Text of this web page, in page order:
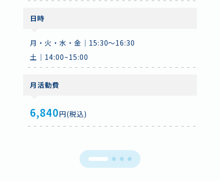
日時
月・火・水・金｜15:30～16:30
土｜14:00~15:00
月活動費
6,840円(税込)